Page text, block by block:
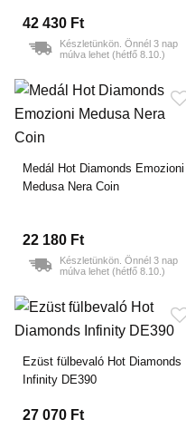
42 430 Ft
Készletünkön. Önnél 3 nap
múlva lehet (hétfő 8.10.)
Medál Hot Diamonds Emozioni
Medusa Nera Coin
22 180 Ft
Készletünkön. Önnél 3 nap
múlva lehet (hétfő 8.10.)
25 mm
Ezüst fülbevaló Hot Diamonds
Infinity DE390
27 070 Ft